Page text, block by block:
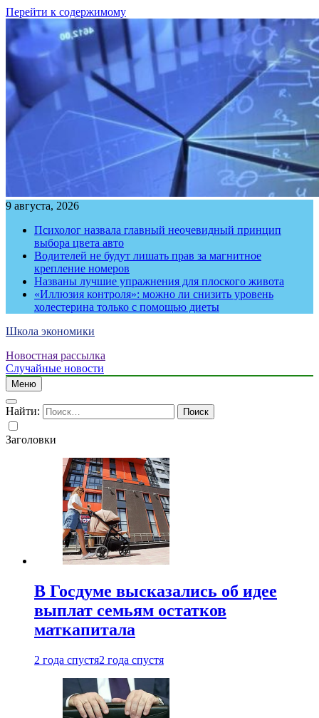
Перейти к содержимому
9 августа, 2026
Психолог назвала главный неочевидный принцип
выбора цвета авто
Водителей не будут лишать прав за магнитное
крепление номеров
Названы лучшие упражнения для плоского живота
«Иллюзия контроля»: можно ли снизить уровень
холестерина только с помощью диеты
Школа экономики
Новостная рассылка
Случайные новости
Меню
Найти:
Заголовки
В Госдуме высказались об идее
выплат семьям остатков
маткапитала
2 года спустя2 года спустя